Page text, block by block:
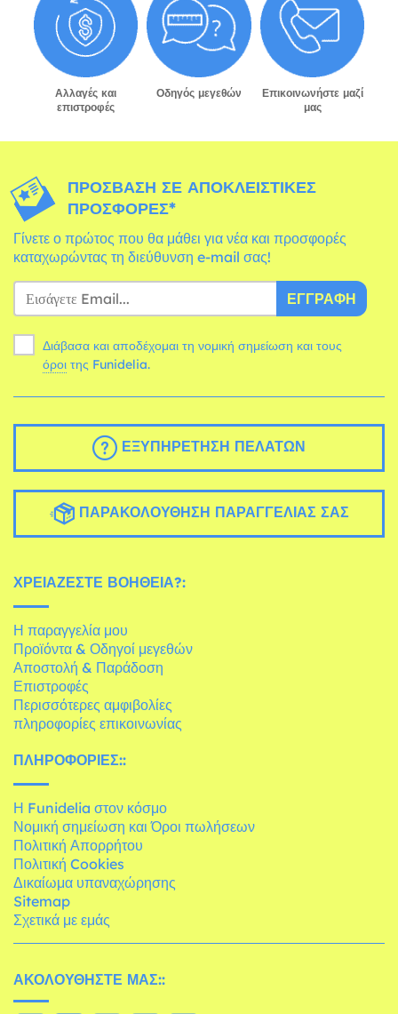
Αλλαγές και
επιστροφές
Οδηγός μεγεθών
Επικοινωνήστε μαζί
μας
ΠΡΌΣΒΑΣΗ ΣΕ ΑΠΟΚΛΕΙΣΤΙΚΈΣ
ΠΡΟΣΦΟΡΈΣ*
Γίνετε ο πρώτος που θα μάθει για νέα και προσφορές
καταχωρώντας τη διεύθυνση e-mail σας!
ΕΓΓΡΑΦΉ
Διάβασα και αποδέχομαι τη νομική σημείωση και τους
όροι της Funidelia.
ΕΞΥΠΗΡΈΤΗΣΗ ΠΕΛΑΤΏΝ
ΠΑΡΑΚΟΛΟΎΘΗΣΗ ΠΑΡΑΓΓΕΛΊΑΣ ΣΑΣ
ΧΡΕΙΆΖΕΣΤΕ ΒΟΉΘΕΙΑ?:
Η παραγγελία μου
Προϊόντα & Οδηγοί μεγεθών
Αποστολή & Παράδοση
Επιστροφές
Περισσότερες αμφιβολίες
πληροφορίες επικοινωνίας
ΠΛΗΡΟΦΟΡΊΕΣ::
Η Funidelia στον κόσμο
Νομική σημείωση και Όροι πωλήσεων
Πολιτική Απορρήτου
Πολιτική Cookies
Δικαίωμα υπαναχώρησης
Sitemap
Σχετικά με εμάς
ΑΚΟΛΟΥΘΉΣΤΕ ΜΑΣ::